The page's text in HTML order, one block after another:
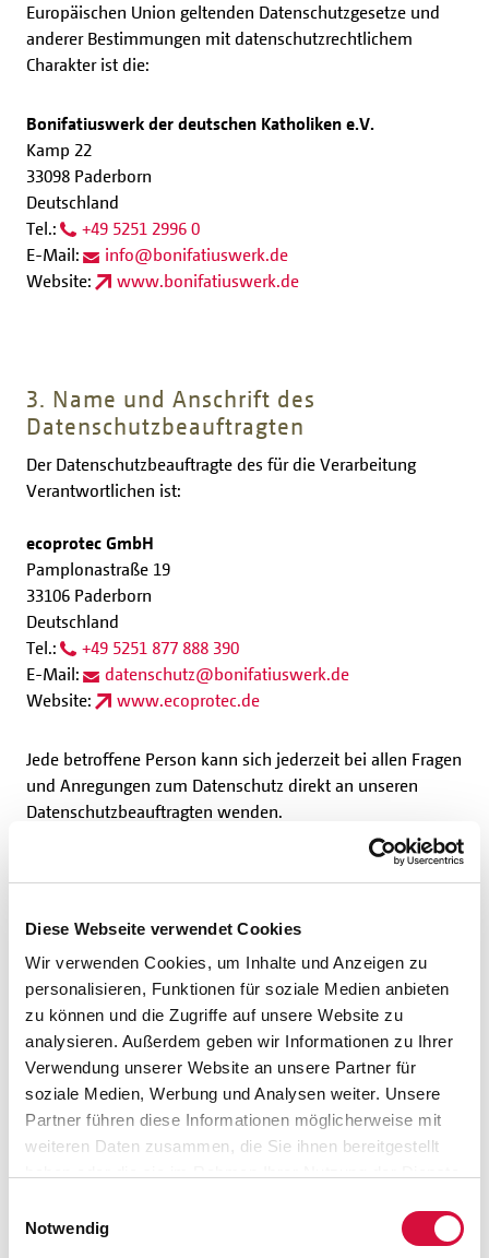
Diese Webseite verwendet Cookies
Wir verwenden Cookies, um Inhalte und Anzeigen zu
personalisieren, Funktionen für soziale Medien anbieten
zu können und die Zugriffe auf unsere Website zu
analysieren. Außerdem geben wir Informationen zu Ihrer
Verwendung unserer Website an unsere Partner für
soziale Medien, Werbung und Analysen weiter. Unsere
Partner führen diese Informationen möglicherweise mit
weiteren Daten zusammen, die Sie ihnen bereitgestellt
Cookies, wenn Sie unsere Webseite weiterhin nutzen.
Notwendig
Europäischen Union geltenden Datenschutzgesetze und
anderer Bestimmungen mit datenschutzrechtlichem
Charakter ist die:
Bonifatiuswerk der deutschen Katholiken e.V.
Kamp 22
33098 Paderborn
Deutschland
Tel.:
+49 5251 2996 0
E-Mail:
info@bonifatiuswerk.de
Website:
www.bonifatiuswerk.de
3. Name und Anschrift des
Datenschutzbeauftragten
Der Datenschutzbeauftragte des für die Verarbeitung
Verantwortlichen ist:
ecoprotec GmbH
Pamplonastraße 19
33106 Paderborn
Deutschland
Tel.:
+49 5251 877 888 390
E-Mail:
datenschutz@bonifatiuswerk.de
Website:
www.ecoprotec.de
Jede betroffene Person kann sich jederzeit bei allen Fragen
und Anregungen zum Datenschutz direkt an unseren
Datenschutzbeauftragten wenden.
4. Cookies
Die Internetseiten des Bonifatiuswerkes der deutschen
Katholiken e.V. verwenden Cookies. Cookies sind
Textdateien, welche über einen Internetbrowser auf einem
Computersystem abgelegt und gespeichert werden.
Zahlreiche Internetseiten und Server verwenden Cookies.
Viele Cookies enthalten eine sogenannte Cookie-ID. Eine
Cookie-ID ist eine eindeutige Kennung des Cookies. Sie
besteht aus einer Zeichenfolge, durch welche
Internetseiten und Server dem konkreten Internetbrowser
zugeordnet werden können, in dem das Cookie